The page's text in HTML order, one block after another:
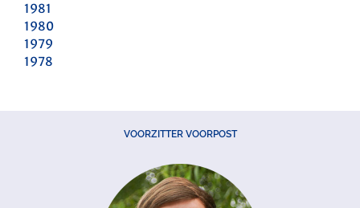
1981
1980
1979
1978
VOORZITTER VOORPOST